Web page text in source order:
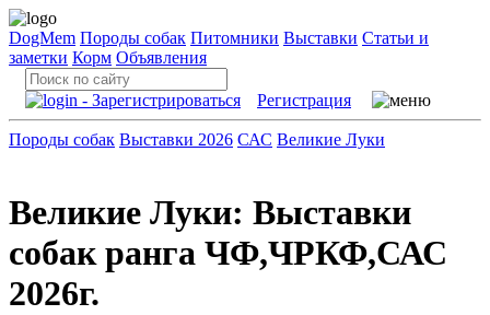
DogMem Породы собак Питомники Выставки Статьи и
заметки Корм Объявления
Регистрация
Породы собак Выставки 2026 САС Великие Луки
Великие Луки: Выставки
собак ранга ЧФ,ЧРКФ,САС
2026г.